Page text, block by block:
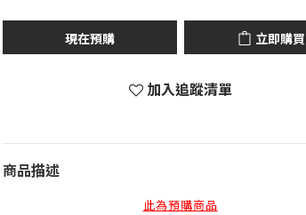
現在預購 立即購買
加入追蹤清單
商品描述
此為預購商品